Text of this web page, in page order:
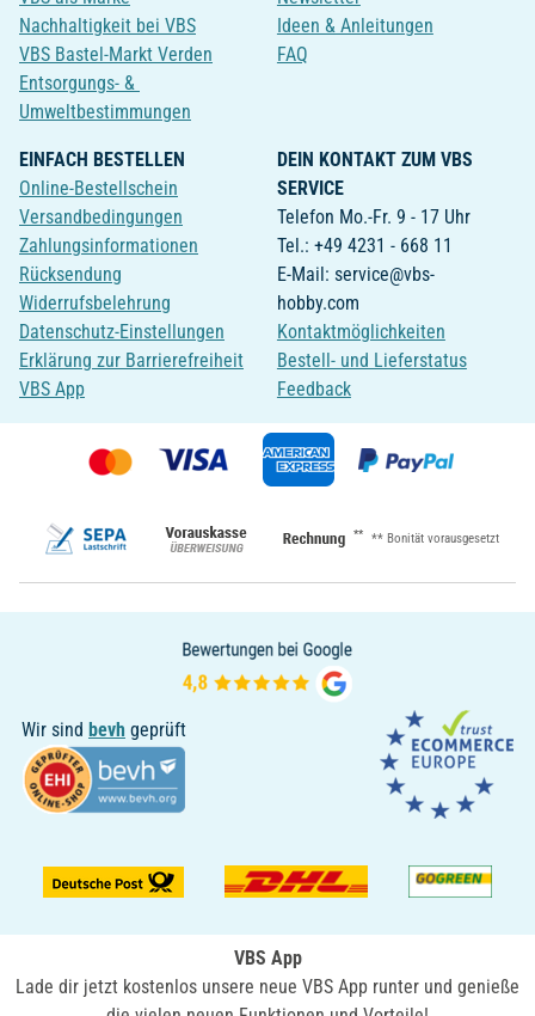
Nachhaltigkeit bei VBS
VBS Bastel-Markt Verden
Entsorgungs- &
Umweltbestimmungen
Ideen & Anleitungen
FAQ
EINFACH BESTELLEN
Online-Bestellschein
Versandbedingungen
Zahlungsinformationen
Rücksendung
Widerrufsbelehrung
Datenschutz-Einstellungen
Erklärung zur Barrierefreiheit
VBS App
DEIN KONTAKT ZUM VBS
SERVICE
Telefon Mo.-Fr. 9 - 17 Uhr
Tel.: +49 4231 - 668 11
E-Mail: service@vbs-
hobby.com
Kontaktmöglichkeiten
Bestell- und Lieferstatus
Feedback
** ** Bonität vorausgesetzt
Wir sind bevh geprüft
VBS App
Lade dir jetzt kostenlos unsere neue VBS App runter und genieße